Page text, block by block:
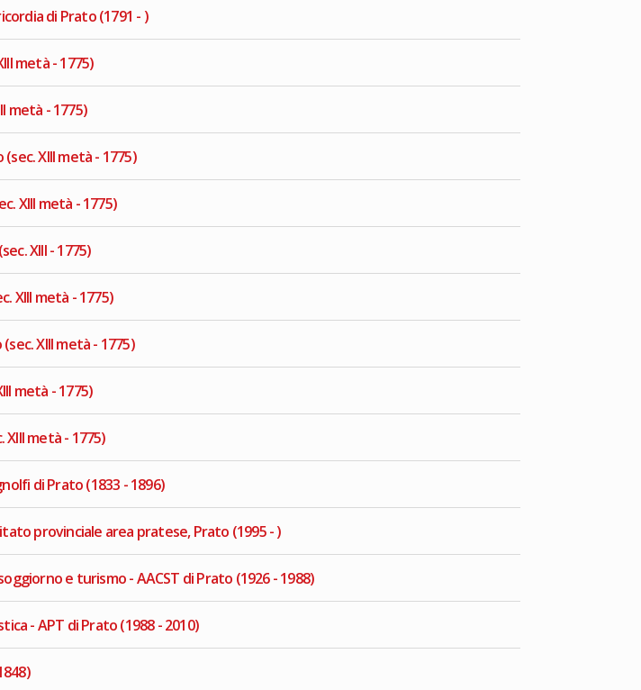
di Prato (1791 - )
metà - 1775)
metà - 1775)
XIII metà - 1775)
XIII metà - 1775)
XIII - 1775)
XIII metà - 1775)
XIII metà - 1775)
metà - 1775)
metà - 1775)
di Prato (1833 - 1896)
provinciale area pratese, Prato (1995 - )
e turismo - AACST di Prato (1926 - 1988)
- APT di Prato (1988 - 2010)